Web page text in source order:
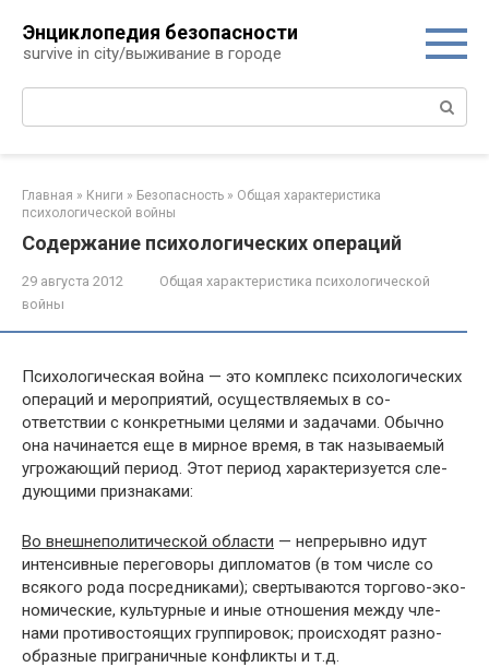
контенту
Энциклопедия безопасности
survive in city/выживание в городе
Поиск:
Главная » Книги » Безопасность » Общая характеристика
психологической войны
Содержание психологических операций
29 августа 2012
Общая характеристика психологической
войны
Психологическая война — это комплекс психологи­ческих
операций и мероприятий, осуществляемых в со­
ответствии с конкретными целями и задачами. Обычно
она начинается еще в мирное время, в так называемый
угрожающий период. Этот период характеризуется сле­
дующими признаками:
Во внешнеполитической области — непрерывно идут
интенсивные переговоры дипломатов (в том числе со
всякого рода посредниками); свертываются торгово-эко­
номические, культурные и иные отношения между чле­
нами противостоящих группировок; происходят разно­
образные приграничные конфликты и т.д.